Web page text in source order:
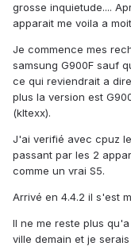
grosse inquietude....
apparait me voila a
Je commence mes
samsung G900F sauf
ce qui reviendrait a
plus la version est
(kltexx).
J'ai verifié avec cpuz
passant par les 2
comme un vrai S5.
Arrivé en 4.4.2 il s'est
Il ne me reste plus
ville demain et je